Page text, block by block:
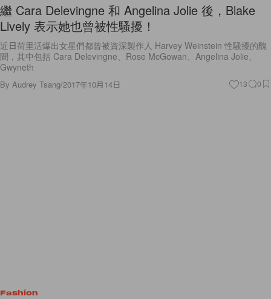
繼 Cara Delevingne 和 Angelina Jolie 後，Blake
Lively 表示她也曾被性騷擾！
近日荷里活爆出女星們都曾被資深製作人 Harvey Weinstein 性騷擾的醜
聞，其中包括 Cara Delevingne、Rose McGowan、Angelina Jolie、
Gwyneth
By Audrey Tsang/2017年10月14日 13 0
Fashion